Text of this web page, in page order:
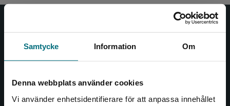
Samtycke Information Om
Denna webbplats använder cookies
Vi använder enhetsidentifierare för att anpassa innehållet
Nypon och Vilja
Nypon och Vilja förlag ger ut böcker som väcker läslust
såväl barn som vuxna.
Nypon och Vilja förlag är en del av Studentlitteratur.